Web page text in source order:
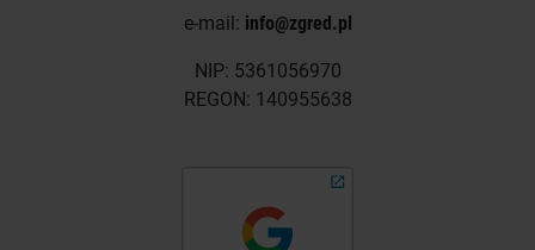
e-mail: info@zgred.pl
NIP: 5361056970
REGON: 140955638